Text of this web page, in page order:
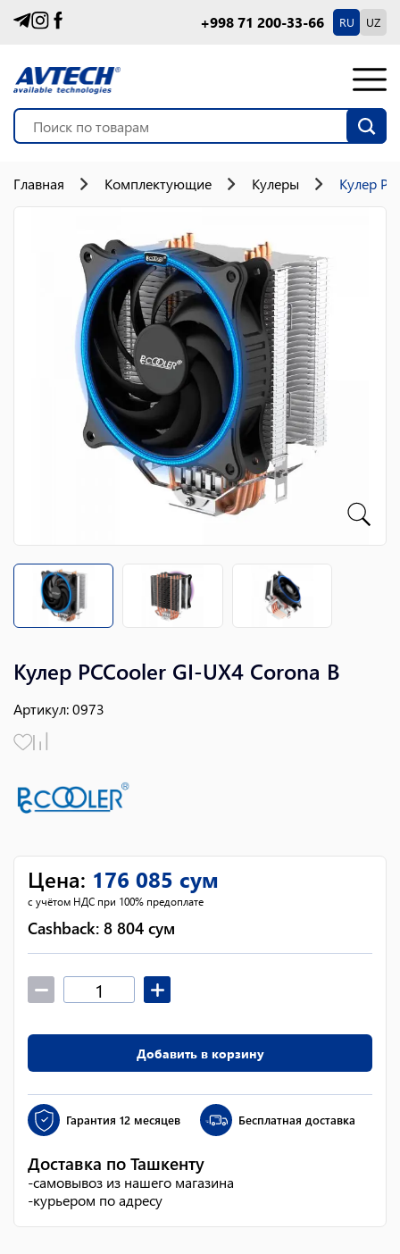
+998 71 200-33-66 RU UZ
Главная Комплектующие Кулеры Кулер
Кулер PCCooler GI-UX4 Corona B
Артикул:0973
Цена: 176 085 сум
с учётом НДС при 100% предоплате
Cashback: 8 804 сум
Добавить в корзину
Гарантия 12 месяцев Бесплатная доставка
Доставка по Ташкенту
-самовывоз из нашего магазина
-курьером по адресу